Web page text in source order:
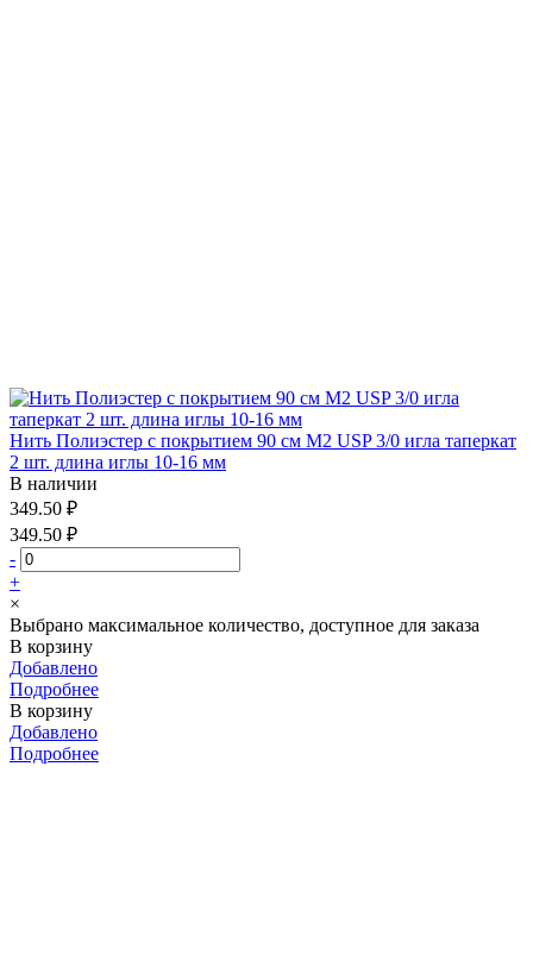
Нить Полиэстер с покрытием 90 см М2 USP 3/0 игла таперкат
2 шт. длина иглы 10-16 мм
В наличии
349.50 ₽
349.50 ₽
-
+
×
Выбрано максимальное количество, доступное для заказа
В корзину
Добавлено
Подробнее
В корзину
Добавлено
Подробнее